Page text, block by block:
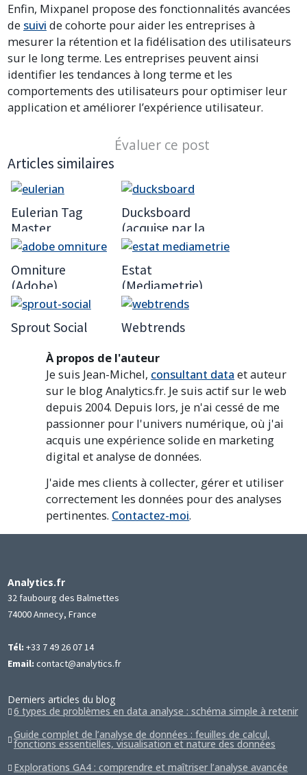
Enfin, Mixpanel propose des fonctionnalités avancées
de suivi de cohorte pour aider les entreprises à
mesurer la rétention et la fidélisation des utilisateurs
sur le long terme. Les entreprises peuvent ainsi
identifier les tendances à long terme et les
comportements des utilisateurs pour optimiser leur
application et améliorer l’expérience utilisateur.
Évaluer ce post
Articles similaires
Eulerian Tag
Master
Ducksboard
(acquise par la
société New Relic
Omniture
(Adobe)
Estat
(Mediametrie)
Sprout Social Webtrends
À propos de l'auteur
Je suis Jean-Michel, consultant data et auteur
sur le blog Analytics.fr. Je suis actif sur le web
depuis 2004. Depuis lors, je n'ai cessé de me
passionner pour l'univers numérique, où j'ai
acquis une expérience solide en marketing
digital et analyse de données.
J'aide mes clients à collecter, gérer et utiliser
correctement les données pour des analyses
pertinentes. Contactez-moi.
Analytics.fr
32 faubourg des Balmettes
74000 Annecy, France
Tél: +33 7 49 26 07 14
Email: contact@analytics.fr
Derniers articles du blog
6 types de problèmes en data analyse : schéma simple à retenir
Guide complet de l’analyse de données : feuilles de calcul,
fonctions essentielles, visualisation et nature des données
Explorations GA4 : comprendre et maîtriser l’analyse avancée